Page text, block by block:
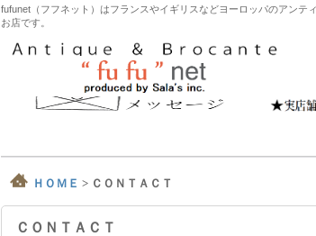
fufunet（フフネット）はフランスやイギリスなどヨーロッパのアン
お店です。
ＨＯＭＥ > ＣＯＮＴＡＣＴ
ＣＯＮＴＡＣＴ